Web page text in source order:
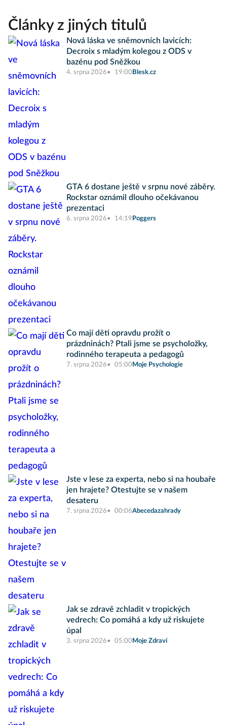
Články z jiných titulů
Nová láska ve sněmovních lavicích:
Decroix s mladým kolegou z ODS v
bazénu pod Sněžkou
4. srpna 2026 19:00 Blesk.cz
GTA 6 dostane ještě v srpnu nové záběry.
Rockstar oznámil dlouho očekávanou
prezentaci
6. srpna 2026 14:19 Poggers
Co mají děti opravdu prožít o
prázdninách? Ptali jsme se psycholožky,
rodinného terapeuta a pedagogů
7. srpna 2026 05:00 Moje Psychologie
Jste v lese za experta, nebo si na houbaře
jen hrajete? Otestujte se v našem
desateru
7. srpna 2026 00:06Abecedazahrady
Jak se zdravě zchladit v tropických
vedrech: Co pomáhá a kdy už riskujete
úpal
3. srpna 2026 05:00 Moje Zdraví